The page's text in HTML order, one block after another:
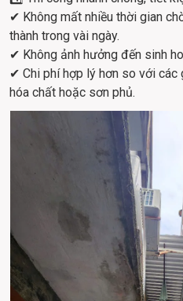
✔ Không mất nhiều thời gian
thành trong vài ngày.
✔ Không ảnh hưởng đến sinh
✔ Chi phí hợp lý hơn so với
hóa chất hoặc sơn phủ.